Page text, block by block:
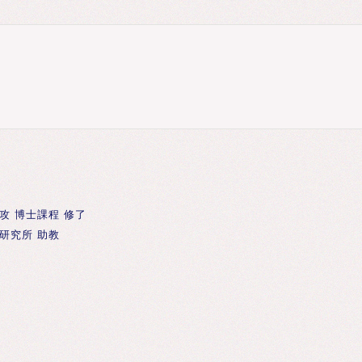
博士課程 修了
究所 助教